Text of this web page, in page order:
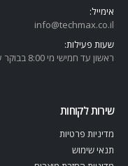
אימייל:
info@techmax.co.il
שעות פעילות:
ראשון עד חמישי מי 8:00 בבוקר עד 14:30
שירות לקוחות
מדיניות פרטיות
תנאי שימוש